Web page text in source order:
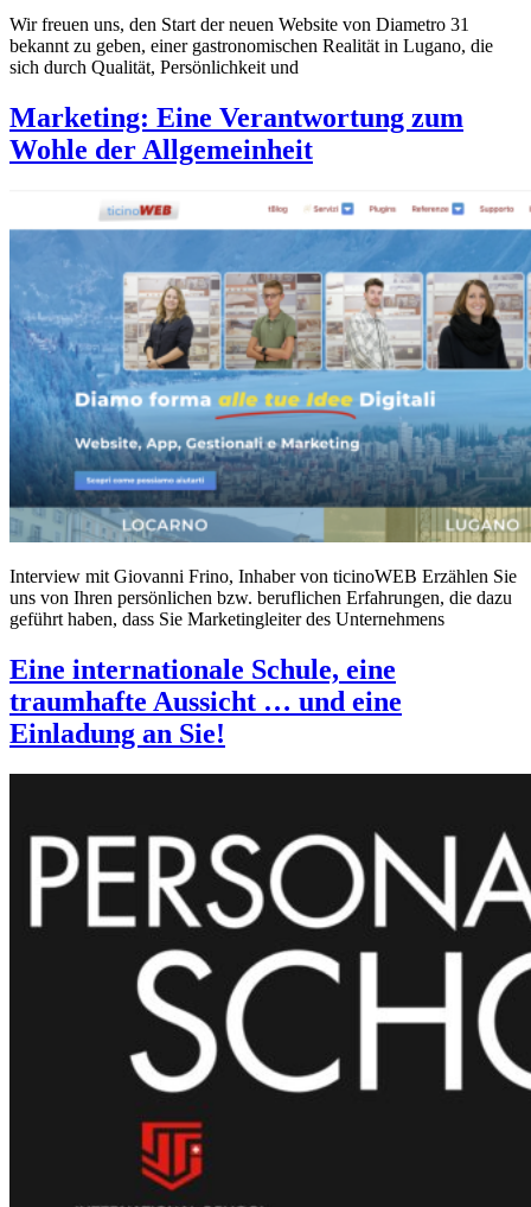
Wir freuen uns, den Start der neuen Website von Diametro 31
bekannt zu geben, einer gastronomischen Realität in Lugano, die
sich durch Qualität, Persönlichkeit und
Marketing: Eine Verantwortung zum
Wohle der Allgemeinheit
Interview mit Giovanni Frino, Inhaber von ticinoWEB Erzählen Sie
uns von Ihren persönlichen bzw. beruflichen Erfahrungen, die dazu
geführt haben, dass Sie Marketingleiter des Unternehmens
Eine internationale Schule, eine
traumhafte Aussicht … und eine
Einladung an Sie!